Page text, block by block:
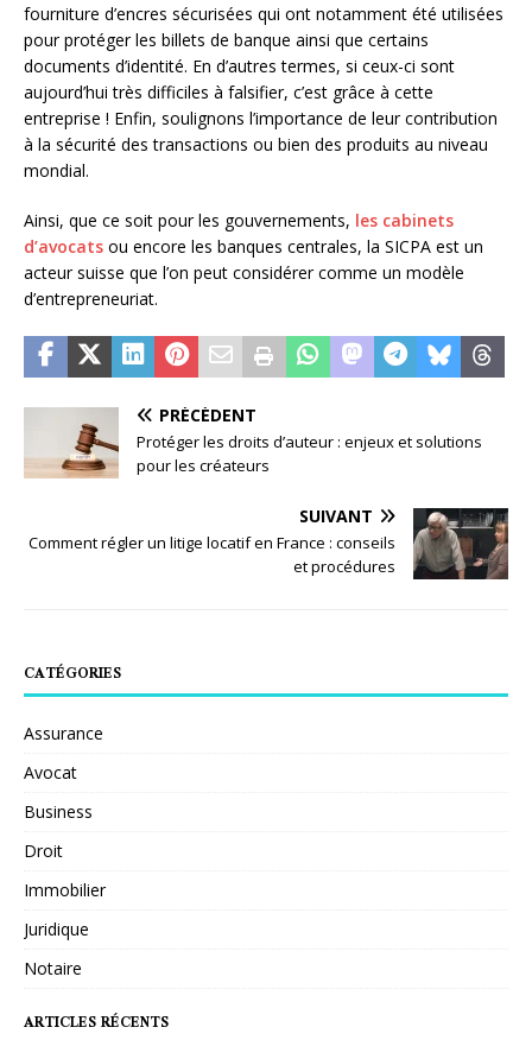
fourniture d’encres sécurisées qui ont notamment été utilisées
pour protéger les billets de banque ainsi que certains
documents d’identité. En d’autres termes, si ceux-ci sont
aujourd’hui très difficiles à falsifier, c’est grâce à cette
entreprise ! Enfin, soulignons l’importance de leur contribution
à la sécurité des transactions ou bien des produits au niveau
mondial.
Ainsi, que ce soit pour les gouvernements, les cabinets
d’avocats ou encore les banques centrales, la SICPA est un
acteur suisse que l’on peut considérer comme un modèle
d’entrepreneuriat.
PRÉCÉDENT
Protéger les droits d’auteur : enjeux et solutions
pour les créateurs
SUIVANT
Comment régler un litige locatif en France : conseils
et procédures
CATÉGORIES
Assurance
Avocat
Business
Droit
Immobilier
Juridique
Notaire
ARTICLES RÉCENTS